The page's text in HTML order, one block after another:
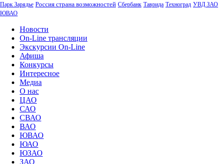
Парк Зарядье Россия страна возможностей Сбербанк Таврида Техноград УВД ЗАО
ЮВАО
Новости
On-Line трансляции
Экскурсии On-Line
Афиша
Конкурсы
Интересное
Медиа
О нас
ЦАО
САО
СВАО
ВАО
ЮВАО
ЮАО
ЮЗАО
ЗАО